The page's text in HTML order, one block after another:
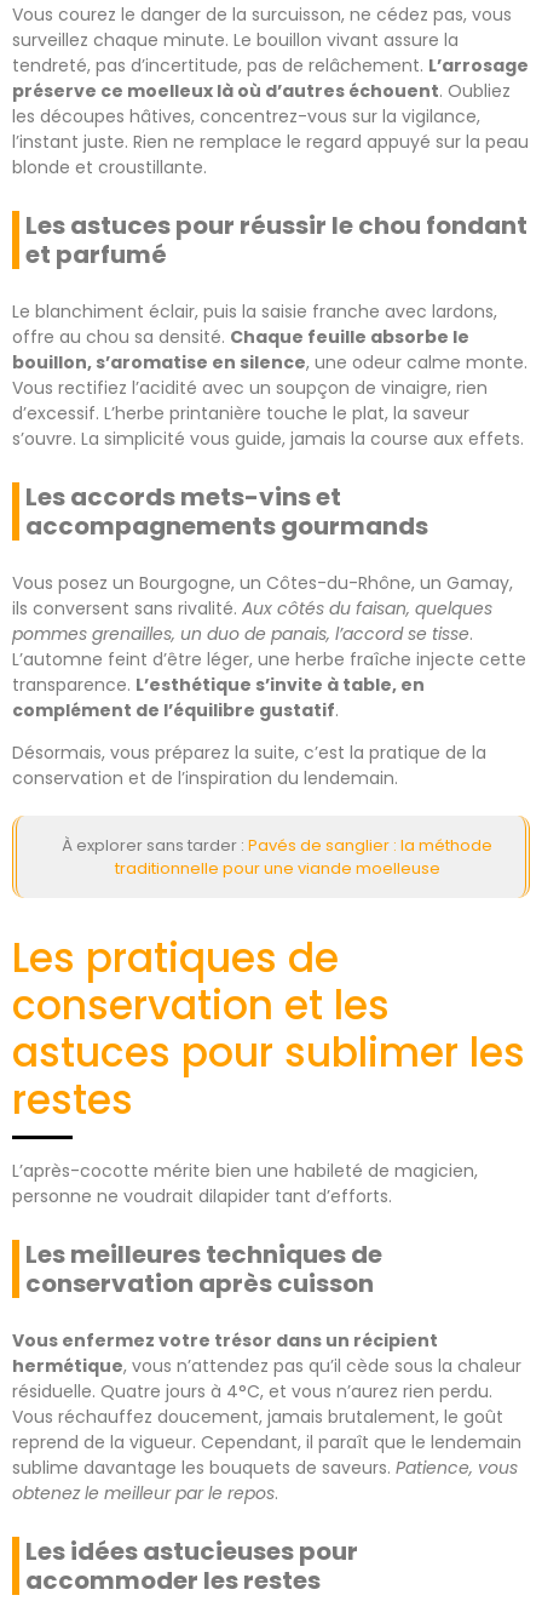
Vous courez le danger de la surcuisson, ne cédez pas, vous
surveillez chaque minute. Le bouillon vivant assure la
tendreté, pas d’incertitude, pas de relâchement. L’arrosage
préserve ce moelleux là où d’autres échouent. Oubliez
les découpes hâtives, concentrez-vous sur la vigilance,
l’instant juste. Rien ne remplace le regard appuyé sur la peau
blonde et croustillante.
Les astuces pour réussir le chou fondant
et parfumé
Le blanchiment éclair, puis la saisie franche avec lardons,
offre au chou sa densité. Chaque feuille absorbe le
bouillon, s’aromatise en silence, une odeur calme monte.
Vous rectifiez l’acidité avec un soupçon de vinaigre, rien
d’excessif. L’herbe printanière touche le plat, la saveur
s’ouvre. La simplicité vous guide, jamais la course aux effets.
Les accords mets-vins et
accompagnements gourmands
Vous posez un Bourgogne, un Côtes-du-Rhône, un Gamay,
ils conversent sans rivalité. Aux côtés du faisan, quelques
pommes grenailles, un duo de panais, l’accord se tisse.
L’automne feint d’être léger, une herbe fraîche injecte cette
transparence. L’esthétique s’invite à table, en
complément de l’équilibre gustatif.
Désormais, vous préparez la suite, c’est la pratique de la
conservation et de l’inspiration du lendemain.
À explorer sans tarder : Pavés de sanglier : la méthode
traditionnelle pour une viande moelleuse
Les pratiques de
conservation et les
astuces pour sublimer les
restes
L’après-cocotte mérite bien une habileté de magicien,
personne ne voudrait dilapider tant d’efforts.
Les meilleures techniques de
conservation après cuisson
Vous enfermez votre trésor dans un récipient
hermétique, vous n’attendez pas qu’il cède sous la chaleur
résiduelle. Quatre jours à 4°C, et vous n’aurez rien perdu.
Vous réchauffez doucement, jamais brutalement, le goût
reprend de la vigueur. Cependant, il paraît que le lendemain
sublime davantage les bouquets de saveurs. Patience, vous
obtenez le meilleur par le repos.
Les idées astucieuses pour
accommoder les restes